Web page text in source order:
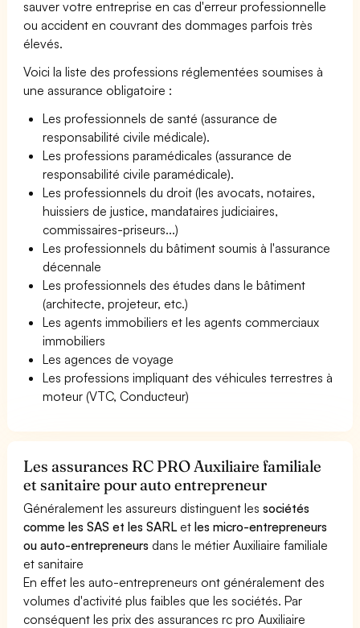
sauver votre entreprise en cas d'erreur professionnelle
ou accident en couvrant des dommages parfois très
élevés.
Voici la liste des professions réglementées soumises à
une assurance obligatoire :
Les professionnels de santé (assurance de
responsabilité civile médicale).
Les professions paramédicales (assurance de
responsabilité civile paramédicale).
Les professionnels du droit (les avocats, notaires,
huissiers de justice, mandataires judiciaires,
commissaires-priseurs...)
Les professionnels du bâtiment soumis à l'assurance
décennale
Les professionnels des études dans le bâtiment
(architecte, projeteur, etc.)
Les agents immobiliers et les agents commerciaux
immobiliers
Les agences de voyage
Les professions impliquant des véhicules terrestres à
moteur (VTC, Conducteur)
Les assurances RC PRO Auxiliaire familiale
et sanitaire pour auto entrepreneur
Généralement les assureurs distinguent lessociétés
comme les SAS et les SARL etles micro-entrepreneurs
ou auto-entrepreneurs dans le métier Auxiliaire familiale
et sanitaire
En effet les auto-entrepreneurs ont généralement des
volumes d'activité plus faibles que les sociétés. Par
conséquent les prix des assurances rc pro Auxiliaire